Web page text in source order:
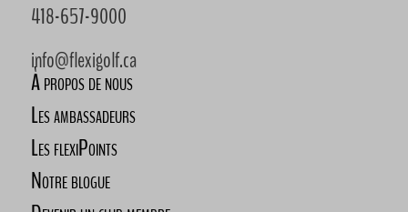
418-657-9000
info@flexigolf.ca
À propos de nous
Les ambassadeurs
Les flexiPoints
Notre blogue